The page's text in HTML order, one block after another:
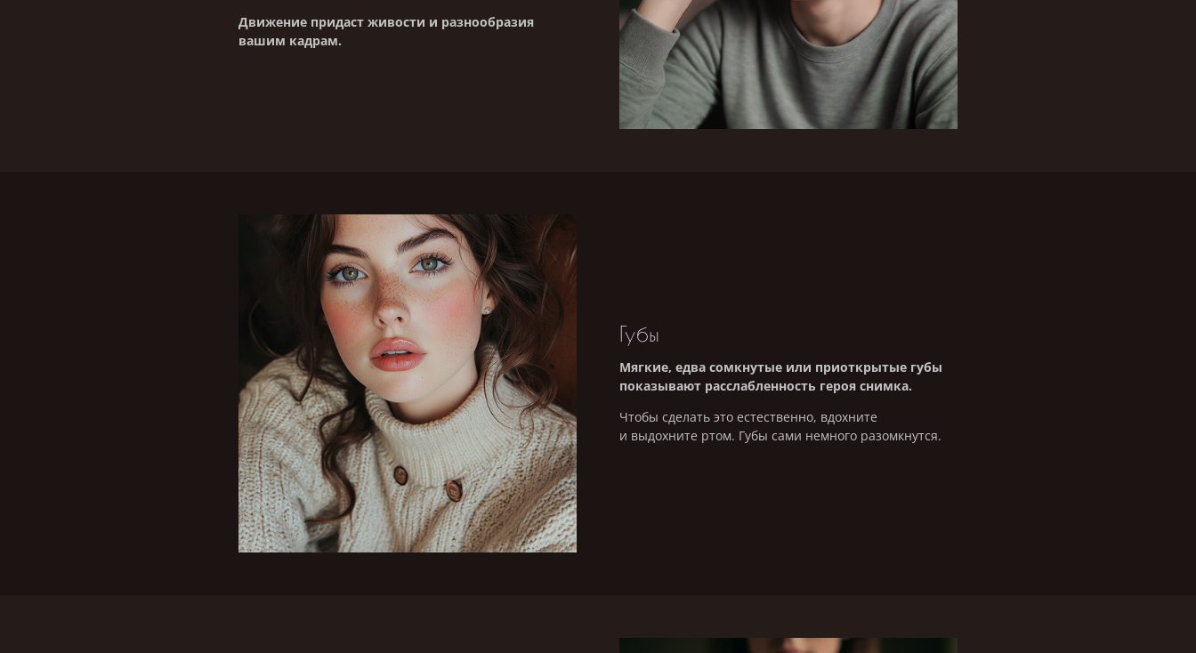
Движение придаст живости и разнообразия
вашим кадрам.
Губы
Мягкие, едва сомкнутые или приоткрытые губы
показывают расслабленность героя снимка.
Чтобы сделать это естественно, вдохните
и выдохните ртом. Губы сами немного разомкнутся.